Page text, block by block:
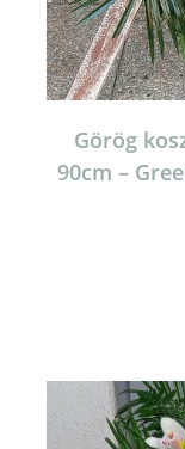
Görög
90cm –